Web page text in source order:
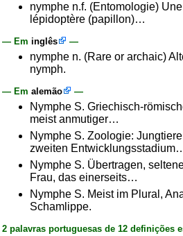
nymphe n.f. (Entomologie)
lépidoptère (papillon)…
— Em inglês —
nymphe n. (Rare or archaic)
nymph.
— Em alemão —
Nymphe S. Griechisch-
meist anmutiger…
Nymphe S. Zoologie:
zweiten
Nymphe S. Übertragen,
Frau, das einerseits…
Nymphe S. Meist im Plural,
Schamlippe.
2 palavras portuguesas de 12 definições